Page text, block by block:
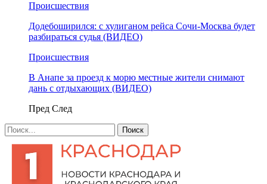
Происшествия
Додебоширился: с хулиганом рейса Сочи-Москва будет
разбираться судья (ВИДЕО)
Происшествия
В Анапе за проезд к морю местные жители снимают
дань с отдыхающих (ВИДЕО)
Пред След